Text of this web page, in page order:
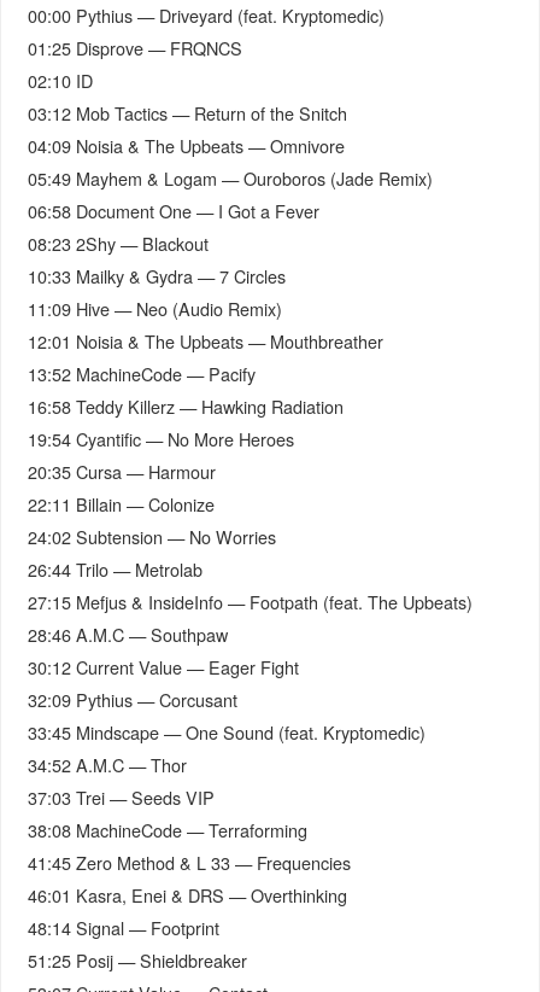
00:00 Pythius — Driveyard (feat. Kryptomedic)
01:25 Disprove — FRQNCS
02:10 ID
03:12 Mob Tactics — Return of the Snitch
04:09 Noisia & The Upbeats — Omnivore
05:49 Mayhem & Logam — Ouroboros (Jade Remix)
06:58 Document One — I Got a Fever
08:23 2Shy — Blackout
10:33 Mailky & Gydra — 7 Circles
11:09 Hive — Neo (Audio Remix)
12:01 Noisia & The Upbeats — Mouthbreather
13:52 MachineCode — Pacify
16:58 Teddy Killerz — Hawking Radiation
19:54 Cyantific — No More Heroes
20:35 Cursa — Harmour
22:11 Billain — Colonize
24:02 Subtension — No Worries
26:44 Trilo — Metrolab
27:15 Mefjus & InsideInfo — Footpath (feat. The Upbeats)
28:46 A.M.C — Southpaw
30:12 Current Value — Eager Fight
32:09 Pythius — Corcusant
33:45 Mindscape — One Sound (feat. Kryptomedic)
34:52 A.M.C — Thor
37:03 Trei — Seeds VIP
38:08 MachineCode — Terraforming
41:45 Zero Method & L 33 — Frequencies
46:01 Kasra, Enei & DRS — Overthinking
48:14 Signal — Footprint
51:25 Posij — Shieldbreaker